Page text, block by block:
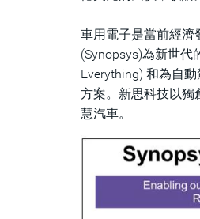
車用電子是當前經濟
(Synopsys)為新世代
Everything) 和為自
方案。新思科技以獨
慧汽車。